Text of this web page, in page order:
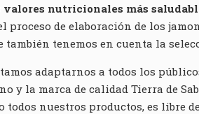
valores nutricionales más
proceso de elaboración de los
también tenemos en cuenta la
adaptarnos a todos los
y la marca de calidad Tierra de
todos nuestros productos, es libre